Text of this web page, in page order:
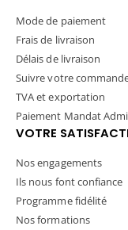
Mode de paiement
Frais de livraison
Délais de livraison
Suivre votre
TVA et exportation
Paiement Mandat
VOTRE
Nos engagements
Ils nous font confiance
Programme fidélité
Nos formations